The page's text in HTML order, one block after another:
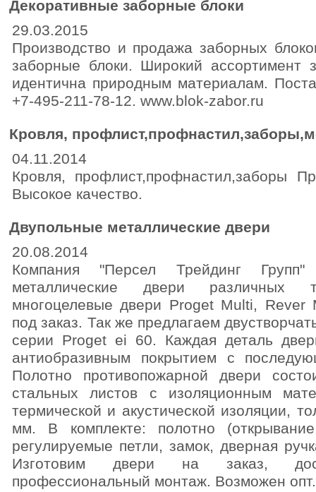
Декоративные заборные блоки
29.03.2015
Производство и продажа заборных
заборные блоки. Широкий ассортимент
идентична природным материалам.
+7-495-211-78-12. www.blok-zabor.ru
Кровля,
04.11.2014
Кровля, профлист,профнастил,заборы
Высокое качество.
Двупольные металлические двери
20.08.2014
Компания "Персел Трейдинг Групп"
металлические двери различных
многоцелевые двери Proget Multi,
под заказ. Так же предлагаем
серии Proget ei 60. Каждая деталь
антиобразивным покрытием с
Полотно противопожарной двери
стальных листов с изоляционным
термической и акустической изоляции,
мм. В комплекте: полотно
регулируемые петли, замок, дверная
Изготовим двери на заказ,
профессиональный монтаж. Возможен